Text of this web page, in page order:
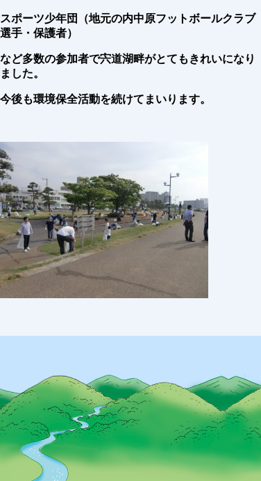
スポーツ少年団（地元の内中原フットボールクラブ
選手・保護者）
など多数の参加者で宍道湖畔がとてもきれいになり
ました。
今後も環境保全活動を続けてまいります。